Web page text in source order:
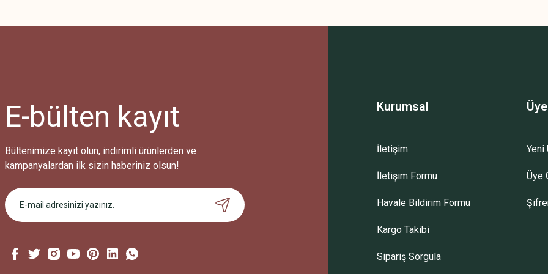
Geniş Yaka Tasarım Kadın Tişört
750,00 TL
E-bülten kayıt
Bültenimize kayıt olun, indirimli ürünlerden ve
kampanyalardan ilk sizin haberiniz olsun!
Kurumsal
İletişim
İletişim Formu
Havale Bildirim Formu
Kargo Takibi
Sipariş Sorgula
Yeni
Üye